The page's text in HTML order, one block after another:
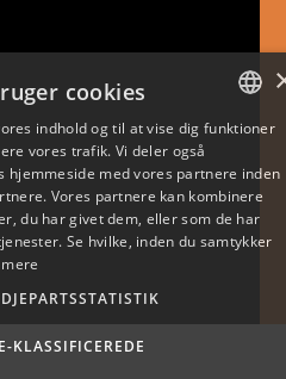
ENGLISH
cookies
indhold og til at vise dig funktioner
vores trafik. Vi deler også
hjemmeside med vores partnere inden
Vores partnere kan kombinere
du har givet dem, eller som de har
Se hvilke, inden du samtykker
KLASSIFICEREDE